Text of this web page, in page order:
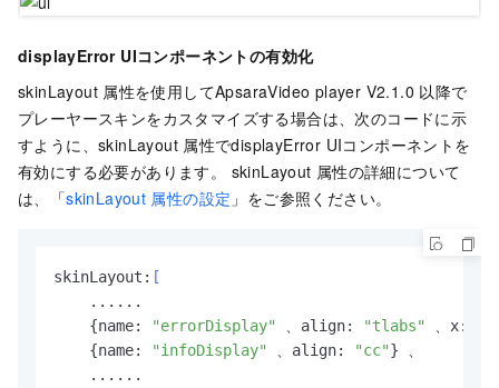
displayError UIコンポーネントの有効化
skinLayout 属性を使用してApsaraVideo player V2.1.0 以降で
プレーヤースキンをカスタマイズする場合は、次のコードに示
すように、skinLayout 属性でdisplayError UIコンポーネントを
有効にする必要があります。 skinLayout 属性の詳細について
は、「skinLayout 属性の設定 」をご参照ください。
skinLayout: [
... ...
    {name:
"errorDisplay" 、align: "tlabs" 、x:
    {name:
"infoDisplay" 、align: "cc"} 、
... ...